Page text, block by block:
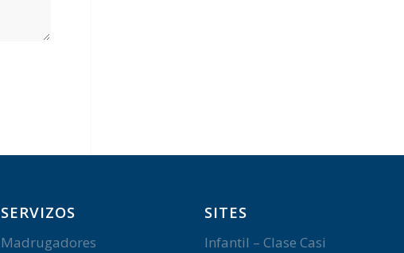
SERVIZOS
Madrugadores
SITES
Infantil – Clase Casi